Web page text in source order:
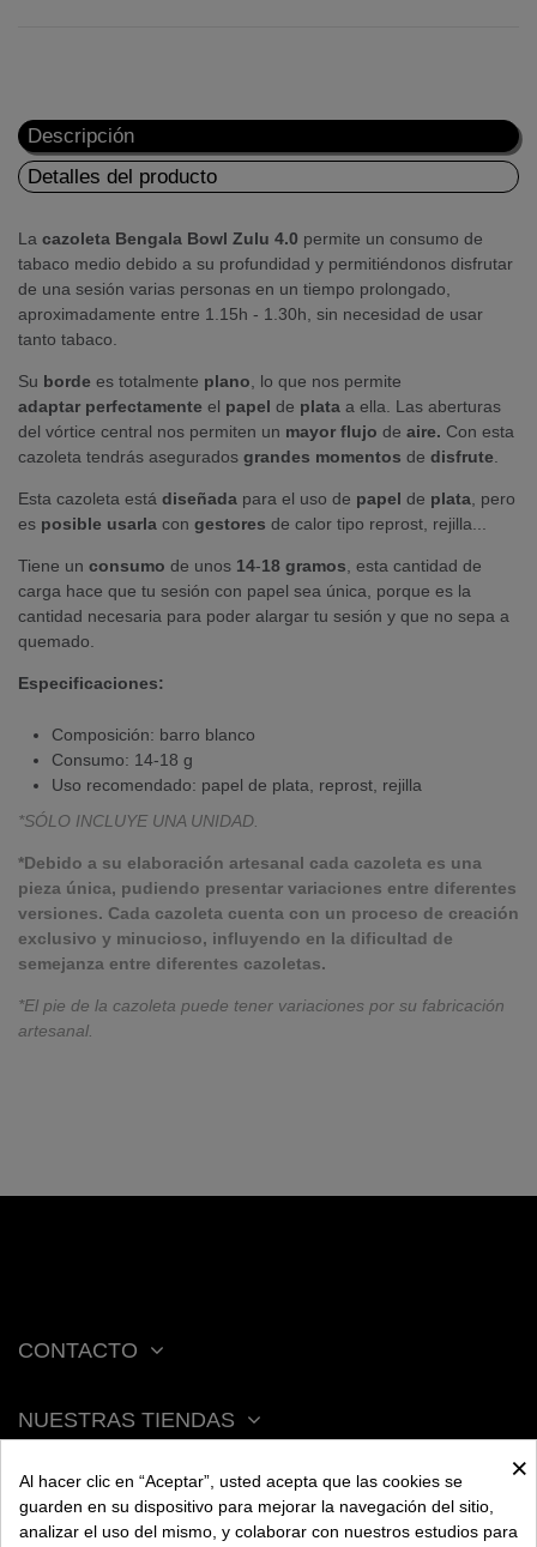
Descripción
Detalles del producto
La cazoleta Bengala Bowl Zulu 4.0 permite un consumo de
tabaco medio debido a su profundidad y permitiéndonos disfrutar
de una sesión varias personas en un tiempo prolongado,
aproximadamente entre 1.15h - 1.30h, sin necesidad de usar
tanto tabaco.
Su borde es totalmente plano , lo que nos permite
adaptar perfectamente el papel de plata a ella. Las aberturas
del vórtice central nos permiten un mayor flujo de aire. Con esta
cazoleta tendrás asegurados grandes momentos de disfrute
Esta cazoleta está diseñada para el uso de papel de plata , pero
es posible usarla con gestores de calor tipo reprost, rejilla...
Tiene un consumo de unos 14-18 gramos , esta cantidad de
carga hace que tu sesión con papel sea única, porque es la
cantidad necesaria para poder alargar tu sesión y que no sepa a
quemado.
Especificaciones:
Composición: barro blanco
Consumo: 14-18 g
Uso recomendado: papel de plata, reprost, rejilla
*SÓLO INCLUYE UNA UNIDAD.
*Debido a su elaboración artesanal cada cazoleta es una
pieza única, pudiendo presentar variaciones entre diferentes
versiones. Cada cazoleta cuenta con un proceso de creación
exclusivo y minucioso, influyendo en la dificultad de
semejanza entre diferentes cazoletas.
*El pie de la cazoleta puede tener variaciones por su fabricación
artesanal.
CONTACTO
NUESTRAS TIENDAS
ACERCA DE BENGALA
×
Al hacer clic en “Aceptar”, usted acepta que las cookies se
guarden en su dispositivo para mejorar la navegación del sitio,
analizar el uso del mismo, y colaborar con nuestros estudios para